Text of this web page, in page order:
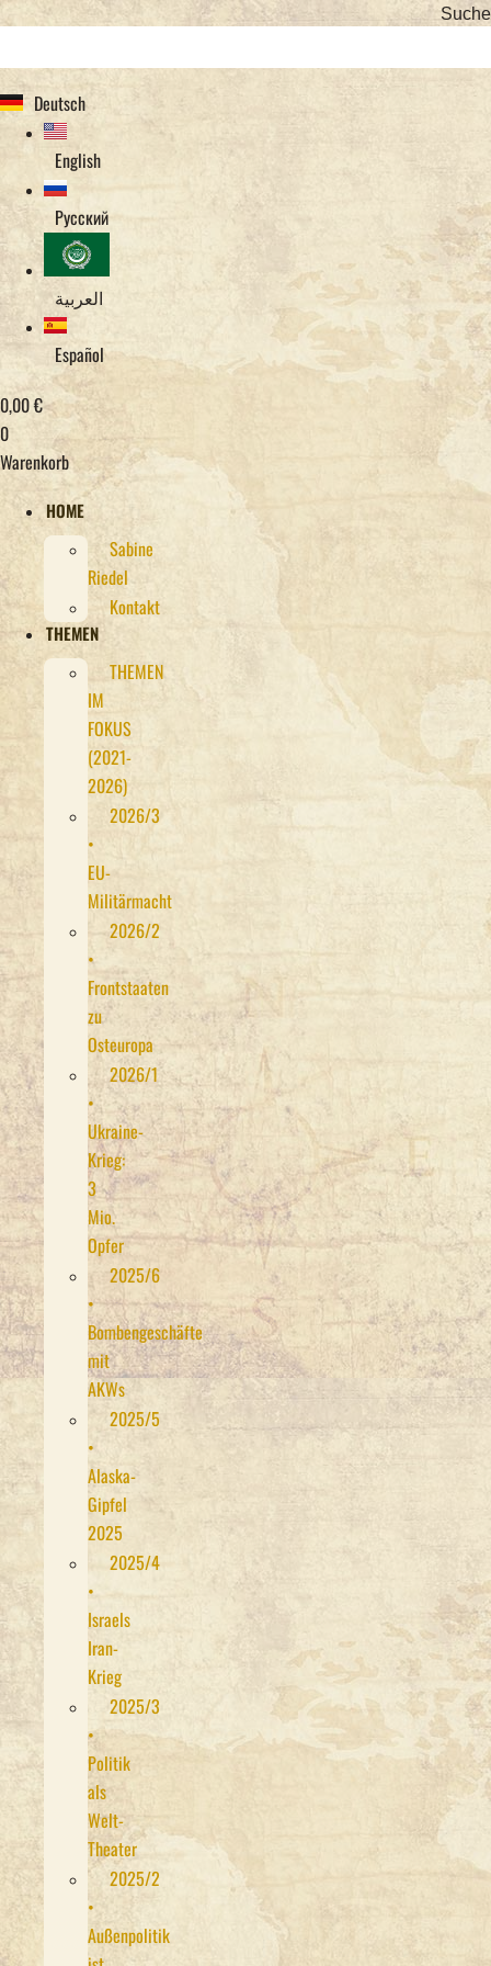
Suche
Deutsch
English
Русский
العربية
Español
0,00€
0
Warenkorb
HOME
Sabine
Riedel
Kontakt
THEMEN
THEMEN
IM
FOKUS
(2021-
2026)
2026/3
•
EU-
Militärmacht
2026/2
•
Frontstaaten
zu
Osteuropa
2026/1
•
Ukraine-
Krieg:
3
Mio.
Opfer
2025/6
•
Bombengeschäfte
mit
AKWs
2025/5
•
Alaska-
Gipfel
2025
2025/4
•
Israels
Iran-
Krieg
2025/3
•
Politik
als
Welt-
Theater
2025/2
•
Außenpolitik